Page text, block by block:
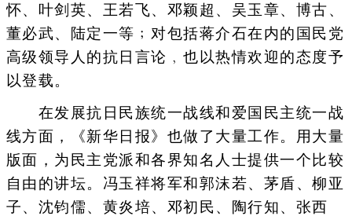
怀、叶剑英、王若飞、邓颖超、吴玉章、博古、
董必武、陆定一等﹔对包括蒋介石在内的国民党
高级领导人的抗日言论﹐也以热情欢迎的态度予
以登载。
在发展抗日民族统一战线和爱国民主统一战
线方面，《新华日报》也做了大量工作。用大量
版面，为民主党派和各界知名人士提供一个比较
自由的讲坛。冯玉祥将军和郭沫若、茅盾、柳亚
子、沈钧儒、黄炎培、邓初民、陶行知、张西